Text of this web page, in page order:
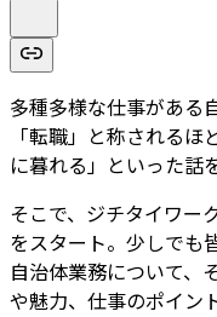
多種多様な仕事がある
「転職」と称される
に暮れる」といった話
そこで、ジチタイワー
をスタート。少しでも
自治体業務について、
や魅力、仕事のポイン